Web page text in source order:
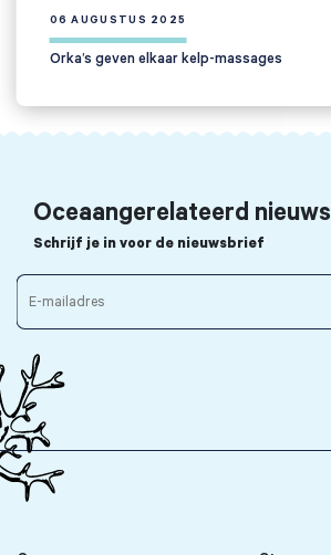
06 AUGUSTUS 2025
Orka’s geven elkaar kelp-massages
Oceaangerelateerd nieuws
Schrijf je in voor de nieuwsbrief